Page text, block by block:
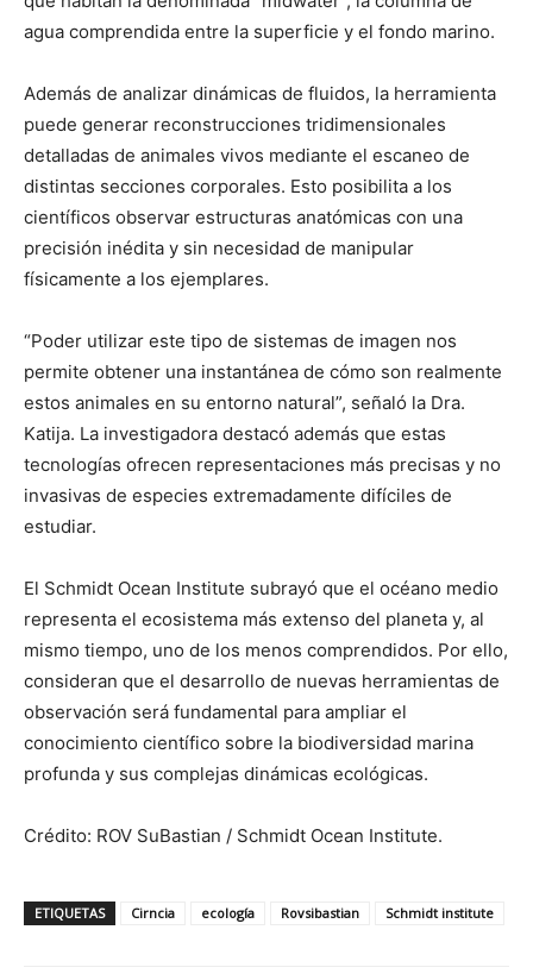
agua comprendida entre la superficie y el fondo marino.
Además de analizar dinámicas de fluidos, la herramienta
puede generar reconstrucciones tridimensionales
detalladas de animales vivos mediante el escaneo de
distintas secciones corporales. Esto posibilita a los
científicos observar estructuras anatómicas con una
precisión inédita y sin necesidad de manipular
físicamente a los ejemplares.
“Poder utilizar este tipo de sistemas de imagen nos
permite obtener una instantánea de cómo son realmente
estos animales en su entorno natural”, señaló la Dra.
Katija. La investigadora destacó además que estas
tecnologías ofrecen representaciones más precisas y no
invasivas de especies extremadamente difíciles de
estudiar.
El Schmidt Ocean Institute subrayó que el océano medio
representa el ecosistema más extenso del planeta y, al
mismo tiempo, uno de los menos comprendidos. Por ello,
consideran que el desarrollo de nuevas herramientas de
observación será fundamental para ampliar el
conocimiento científico sobre la biodiversidad marina
profunda y sus complejas dinámicas ecológicas.
Crédito: ROV SuBastian / Schmidt Ocean Institute.
ETIQUETAS Cirncia ecología Rovsibastian Schmidt institute